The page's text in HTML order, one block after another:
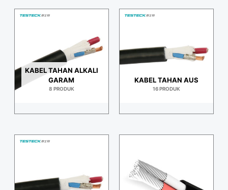
KABEL TAHAN ALKALI
GARAM
8 PRODUK
KABEL TAHAN AUS
16 PRODUK